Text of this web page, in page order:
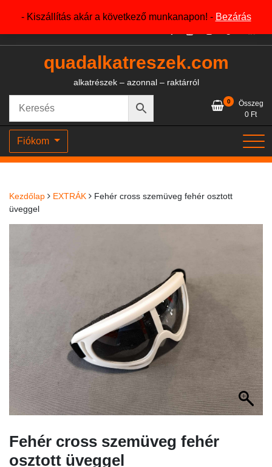
- Kiszállítás akár a következő munkanapon! - Bezárás
+36204327386
quadalkatreszek.com
alkatrészek – azonnal – raktárról
0
Összeg
0 Ft
Fiókom
Kezdőlap EXTRÁK
Fehér cross szemüveg fehér osztott
üveggel
Fehér cross szemüveg fehér
osztott üveggel